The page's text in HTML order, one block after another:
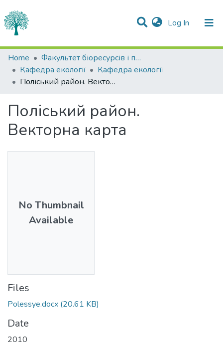
Log In (current)
Statistics
Communities & Collections
Home
Факультет біоресурсів і природокористування
Кафедра екології
Кафедра екології
Поліський район. Векторна карта
Поліський район.
Векторна карта
No Thumbnail
Available
Files
Polessye.docx (20.61 KB)
Date
2010